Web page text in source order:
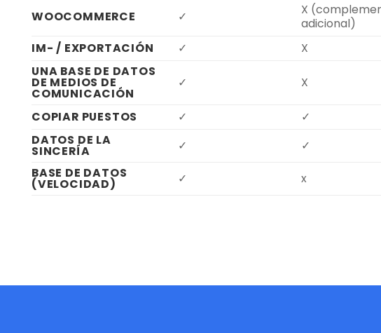
WOOCOMMERCE ✓
X
adicional)
IM- / EXPORTACIÓN
✓ X
UNA BASE DE DATOS
DE MEDIOS DE
COMUNICACIÓN
✓ X
COPIAR PUESTOS ✓ ✓
DATOS DE LA
SINCERÍA ✓ ✓
BASE DE DATOS
(VELOCIDAD) ✓ x